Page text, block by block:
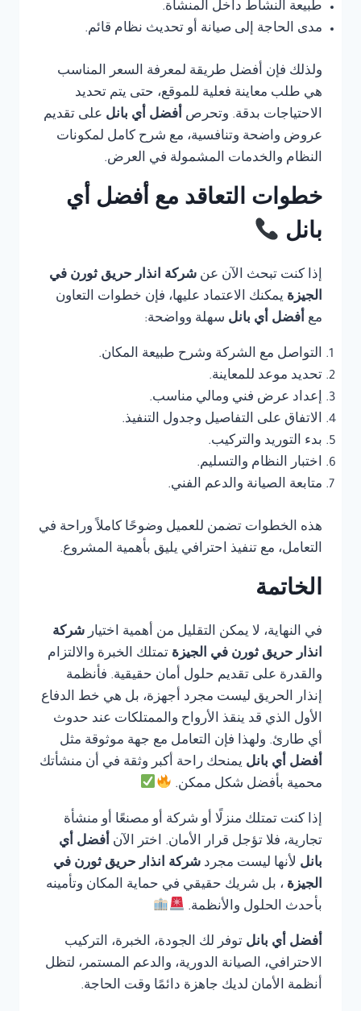
طبيعة النشاط داخل المنشأة.
مدى الحاجة إلى صيانة أو تحديث نظام قائم.
ولذلك فإن أفضل طريقة لمعرفة السعر المناسب
هي طلب معاينة فعلية للموقع، حتى يتم تحديد
الاحتياجات بدقة. وتحرص أفضل أي بانل على تقديم
عروض واضحة وتنافسية، مع شرح كامل لمكونات
النظام والخدمات المشمولة في العرض.
خطوات التعاقد مع أفضل أي
بانل
إذا كنت تبحث الآن عن شركة انذار حريق ثورن في
الجيزة يمكنك الاعتماد عليها، فإن خطوات التعاون
مع أفضل أي بانل سهلة وواضحة:
التواصل مع الشركة وشرح طبيعة المكان.
تحديد موعد للمعاينة.
إعداد عرض فني ومالي مناسب.
الاتفاق على التفاصيل وجدول التنفيذ.
بدء التوريد والتركيب.
اختبار النظام والتسليم.
متابعة الصيانة والدعم الفني.
هذه الخطوات تضمن للعميل وضوحًا كاملاً وراحة في
التعامل، مع تنفيذ احترافي يليق بأهمية المشروع.
الخاتمة
في النهاية، لا يمكن التقليل من أهمية اختيار شركة
انذار حريق ثورن في الجيزة تمتلك الخبرة والالتزام
والقدرة على تقديم حلول أمان حقيقية. فأنظمة
إنذار الحريق ليست مجرد أجهزة، بل هي خط الدفاع
الأول الذي قد ينقذ الأرواح والممتلكات عند حدوث
أي طارئ. ولهذا فإن التعامل مع جهة موثوقة مثل
أفضل أي بانل يمنحك راحة أكبر وثقة في أن منشأتك
محمية بأفضل شكل ممكن.
إذا كنت تمتلك منزلًا أو شركة أو مصنعًا أو منشأة
تجارية، فلا تؤجل قرار الأمان. اختر الآن أفضل أي
بانل لأنها ليست مجرد شركة انذار حريق ثورن في
الجيزة ، بل شريك حقيقي في حماية المكان وتأمينه
بأحدث الحلول والأنظمة.
أفضل أي بانل توفر لك الجودة، الخبرة، التركيب
الاحترافي، الصيانة الدورية، والدعم المستمر، لتظل
أنظمة الأمان لديك جاهزة دائمًا وقت الحاجة.